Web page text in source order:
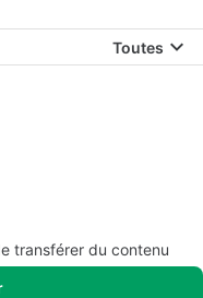
Toutes
transférer du contenu